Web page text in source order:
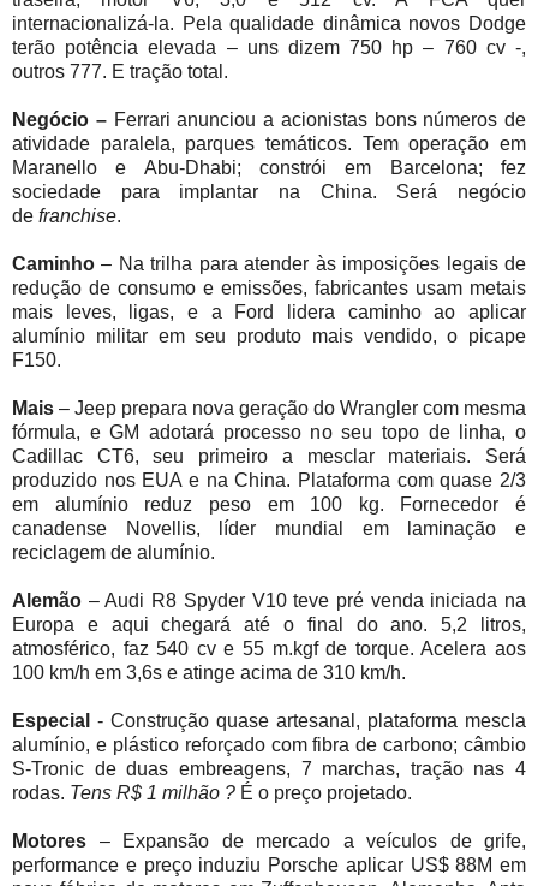
internacionalizá-la. Pela qualidade dinâmica novos Dodge
terão potência elevada – uns dizem 750 hp – 760 cv -,
outros 777. E tração total.
Negócio – Ferrari anunciou a acionistas bons números de
atividade paralela, parques temáticos. Tem operação em
Maranello e Abu-Dhabi; constrói em Barcelona; fez
sociedade para implantar na China. Será negócio
de franchise.
Caminho – Na trilha para atender às imposições legais de
redução de consumo e emissões, fabricantes usam metais
mais leves, ligas, e a Ford lidera caminho ao aplicar
alumínio militar em seu produto mais vendido, o picape
F150.
Mais – Jeep prepara nova geração do Wrangler com mesma
fórmula, e GM adotará processo no seu topo de linha, o
Cadillac CT6, seu primeiro a mesclar materiais. Será
produzido nos EUA e na China. Plataforma com quase 2/3
em alumínio reduz peso em 100 kg. Fornecedor é
canadense Novellis, líder mundial em laminação e
reciclagem de alumínio.
Alemão – Audi R8 Spyder V10 teve pré venda iniciada na
Europa e aqui chegará até o final do ano. 5,2 litros,
atmosférico, faz 540 cv e 55 m.kgf de torque. Acelera aos
100 km/h em 3,6s e atinge acima de 310 km/h.
Especial - Construção quase artesanal, plataforma mescla
alumínio, e plástico reforçado com fibra de carbono; câmbio
S-Tronic de duas embreagens, 7 marchas, tração nas 4
rodas. Tens R$ 1 milhão ? É o preço projetado.
Motores – Expansão de mercado a veículos de grife,
performance e preço induziu Porsche aplicar US$ 88M em